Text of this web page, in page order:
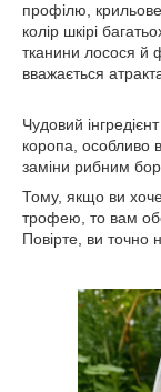
профілю,
колір шкірі
тканини лосося й
вважається
Чудовий
коропа, особливо
заміни рибним
Тому, якщо ви
трофею, то вам
Повірте, ви точно